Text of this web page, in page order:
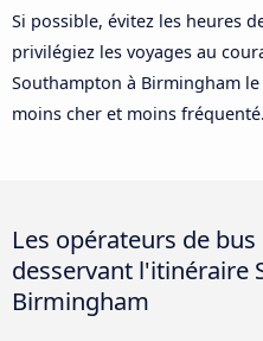
Si possible, évitez les heures
privilégiez les voyages au
Southampton à Birmingham
moins cher et moins fréquenté.
Les opérateurs de
desservant l'itinéraire
Birmingham